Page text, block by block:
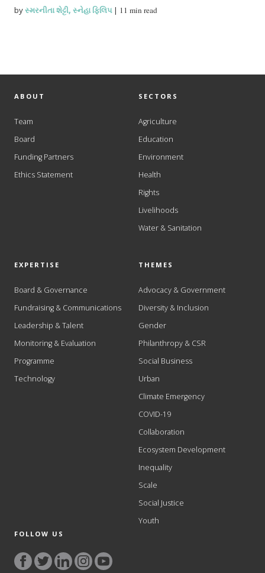
byસ્મરનીતા શેટ્ટી,સ્નેહા ફિલિપ | 11 min read
ABOUT
Team
Board
Funding Partners
Ethics Statement
SECTORS
Agriculture
Education
Environment
Health
Rights
Livelihoods
Water & Sanitation
EXPERTISE
Board & Governance
Fundraising & Communications
Leadership & Talent
Monitoring & Evaluation
Programme
Technology
THEMES
Advocacy & Government
Diversity & Inclusion
Gender
Philanthropy & CSR
Social Business
Urban
Climate Emergency
COVID-19
Collaboration
Ecosystem Development
Inequality
Scale
Social Justice
Youth
FOLLOW US